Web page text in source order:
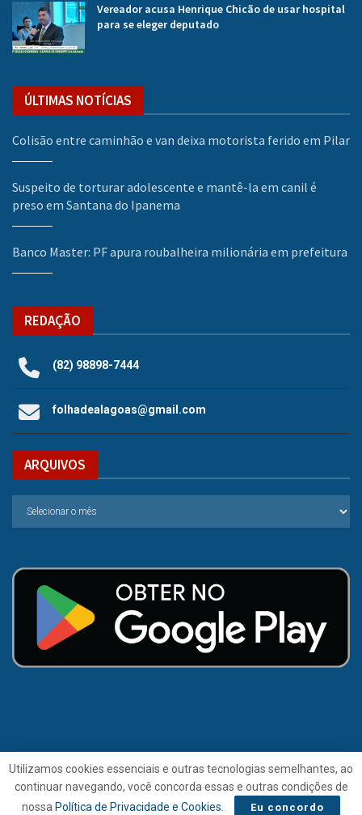
Vereador acusa Henrique Chicão de usar hospital
para se eleger deputado
ÚLTIMAS NOTÍCIAS
Colisão entre caminhão e van deixa motorista ferido em Pilar
Suspeito de torturar adolescente e mantê-la em canil é
preso em Santana do Ipanema
Banco Master: PF apura roubalheira milionária em prefeitura
REDAÇÃO
(82) 98898-7444
folhadealagoas@gmail.com
ARQUIVOS
Utilizamos cookies essenciais e outras tecnologias semelhantes, ao
continuar navegando, você concorda essas e outras condições de
nossa Política de Privacidade e Cookies Eu concordo